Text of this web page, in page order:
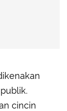
cincin